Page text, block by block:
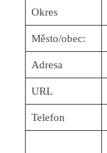
Okres
Město/obec:
Adresa
URL
Telefon